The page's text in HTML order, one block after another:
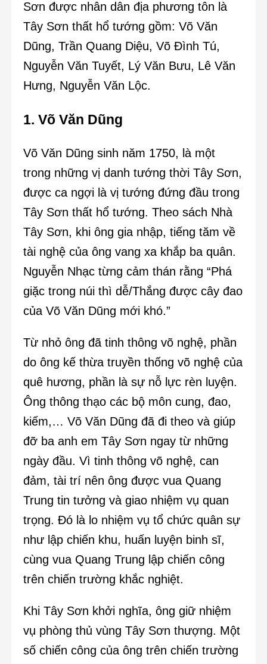
Sơn được nhân dân địa phương tôn là
Tây Sơn thất hổ tướng gồm: Võ Văn
Dũng, Trần Quang Diệu, Võ Đình Tú,
Nguyễn Văn Tuyết, Lý Văn Bưu, Lê Văn
Hưng, Nguyễn Văn Lộc.
1. Võ Văn Dũng
Võ Văn Dũng sinh năm 1750, là một
trong những vị danh tướng thời Tây Sơn,
được ca ngợi là vị tướng đứng đầu trong
Tây Sơn thất hổ tướng. Theo sách Nhà
Tây Sơn, khi ông gia nhập, tiếng tăm về
tài nghệ của ông vang xa khắp ba quân.
Nguyễn Nhạc từng cảm thán rằng “Phá
giặc trong núi thì dễ/Thắng được cây đao
của Võ Văn Dũng mới khó.”
Từ nhỏ ông đã tinh thông võ nghệ, phần
do ông kế thừa truyền thống võ nghệ của
quê hương, phần là sự nỗ lực rèn luyện.
Ông thông thạo các bộ môn cung, đao,
kiếm,… Võ Văn Dũng đã đi theo và giúp
đỡ ba anh em Tây Sơn ngay từ những
ngày đầu. Vì tinh thông võ nghệ, can
đảm, tài trí nên ông được vua Quang
Trung tin tưởng và giao nhiệm vụ quan
trọng. Đó là lo nhiệm vụ tổ chức quân sự
như lập chiến khu, huấn luyện binh sĩ,
cùng vua Quang Trung lập chiến công
trên chiến trường khắc nghiệt.
Khi Tây Sơn khởi nghĩa, ông giữ nhiệm
vụ phòng thủ vùng Tây Sơn thượng. Một
số chiến công của ông trên chiến trường